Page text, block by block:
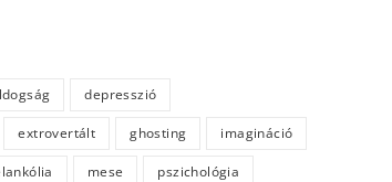
depresszió
extrovertált ghosting imagináció
mese pszichológia